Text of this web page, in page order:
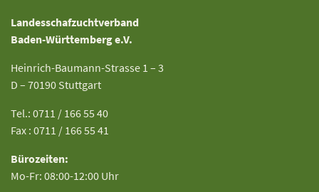
Landesschafzuchtverband
Baden-Württemberg e.V.
Heinrich-Baumann-Strasse 1 – 3
D – 70190 Stuttgart
Tel.: 0711 / 166 55 40
Fax : 0711 / 166 55 41
Bürozeiten:
Mo-Fr: 08:00-12:00 Uhr